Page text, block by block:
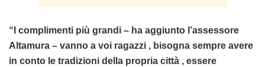
“I complimenti più grandi – ha aggiunto l’assessore
Altamura – vanno a voi ragazzi , bisogna sempre avere
in conto le tradizioni della propria città , essere